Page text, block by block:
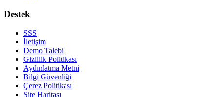
Destek
SSS
İletişim
Demo Talebi
Gizlilik Politikası
Aydınlatma Metni
Bilgi Güvenliği
Çerez Politikası
Site Haritası